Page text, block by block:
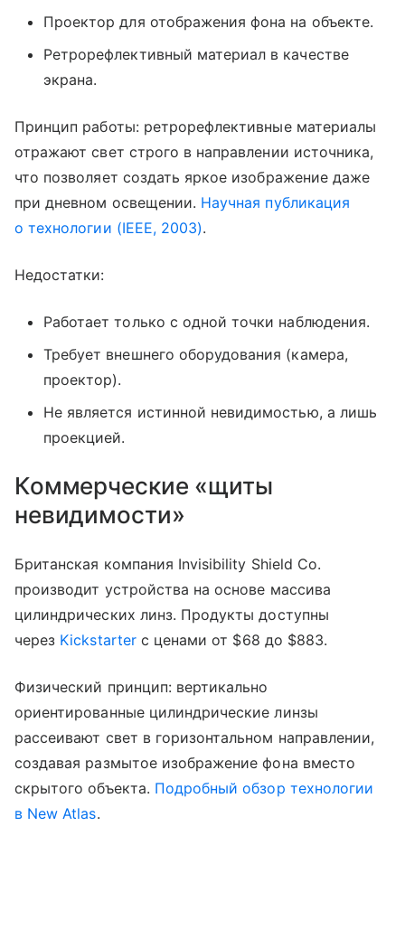
Проектор для отображения фона на объекте.
Ретрорефлективный материал в качестве
экрана.
Принцип работы: ретрорефлективные материалы
отражают свет строго в направлении источника,
что позволяет создать яркое изображение даже
при дневном освещении. Научная публикация
о технологии (IEEE, 2003).
Недостатки:
Работает только с одной точки наблюдения.
Требует внешнего оборудования (камера,
проектор).
Не является истинной невидимостью, а лишь
проекцией.
Коммерческие «щиты
невидимости»
Британская компания Invisibility Shield Co.
производит устройства на основе массива
цилиндрических линз. Продукты доступны
через Kickstarterс ценами от $68 до $883.
Физический принцип: вертикально
ориентированные цилиндрические линзы
рассеивают свет в горизонтальном направлении,
создавая размытое изображение фона вместо
скрытого объекта. Подробный обзор технологии
в New Atlas.